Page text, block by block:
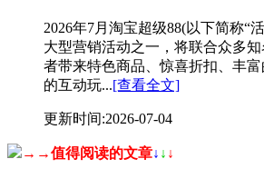
2026年7月淘宝超级88(以下简称“
大型营销活动之一，将联合众多
者带来特色商品、惊喜折扣、丰
的互动玩...[查看全文]
更新时间:2026-07-04
→→值得阅读的文章↓ ↓ ↓